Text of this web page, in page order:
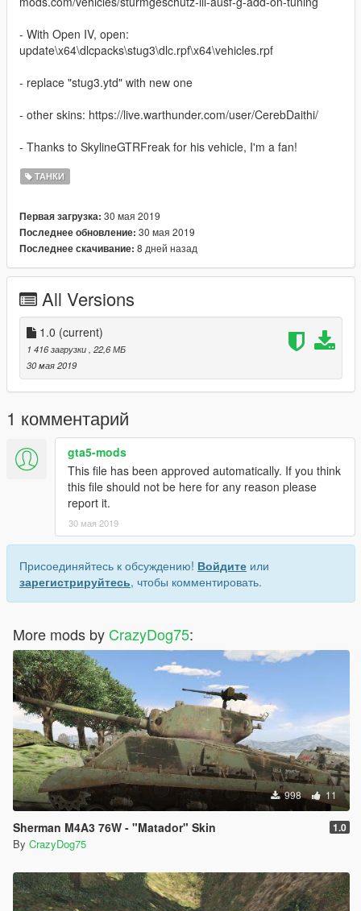
- With Open IV, open:
update\x64\dlcpacks\stug3\dlc.rpf\x64\vehicles.rpf
- replace "stug3.ytd" with new one
- other skins: https://live.warthunder.com/user/CerebDaithi/
- Thanks to SkylineGTRFreak for his vehicle, I'm a fan!
ТАНКИ
Первая загрузка: 30 мая 2019
Последнее обновление: 30 мая 2019
Последнее скачивание: 8 дней назад
All Versions
1.0 (current)
1 416 загрузки, 22,6 МБ
30 мая 2019
1 комментарий
gta5-mods
This file has been approved automatically. If you think
this file should not be here for any reason please
report it.
30 мая 2019
Присоединяйтесь к обсуждению! Войдите или
зарегистрируйтесь, чтобы комментировать.
More mods by CrazyDog75:
998 11
Sherman M4A3 76W - "Matador" Skin 1.0
By CrazyDog75